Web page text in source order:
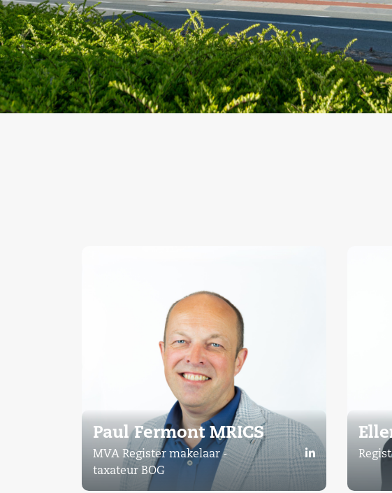
Paul Fermont MRICS
MVA Register makelaar -
taxateur BOG